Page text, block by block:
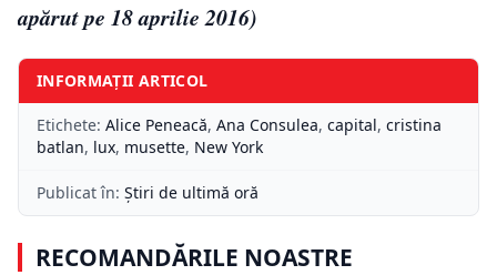
apărut pe 18 aprilie 2016)
INFORMAȚII ARTICOL
Etichete: Alice Peneacă, Ana Consulea, capital, cristina
batlan, lux, musette, New York
Publicat în: Știri de ultimă oră
RECOMANDĂRILE NOASTRE